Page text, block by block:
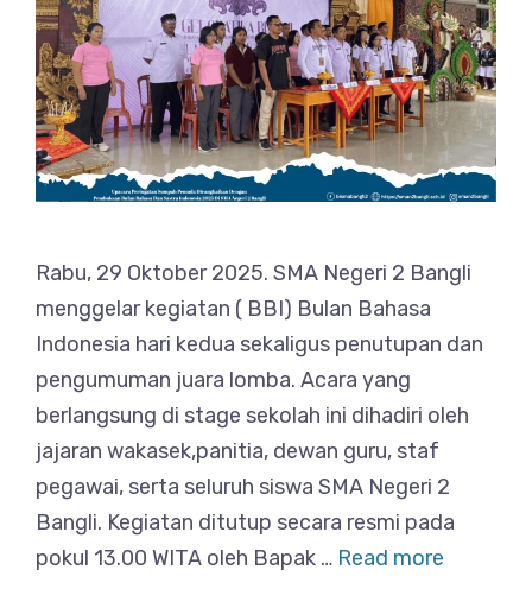
Rabu, 29 Oktober 2025. SMA Negeri 2 Bangli
menggelar kegiatan ( BBI) Bulan Bahasa
Indonesia hari kedua sekaligus penutupan dan
pengumuman juara lomba. Acara yang
berlangsung di stage sekolah ini dihadiri oleh
jajaran wakasek,panitia, dewan guru, staf
pegawai, serta seluruh siswa SMA Negeri 2
Bangli. Kegiatan ditutup secara resmi pada
pokul 13.00 WITA oleh Bapak … Read more